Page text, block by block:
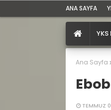
ANA SAYFA
Ana Sayfa
TEMMUZ